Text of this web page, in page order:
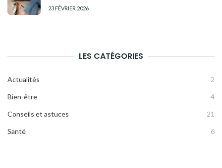
23 FÉVRIER 2026
LES CATÉGORIES
Actualités 2
Bien-être 4
Conseils et astuces 21
Santé 6